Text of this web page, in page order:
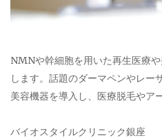
NMNや幹細胞を用いた再生医療
します。話題のダーマペンやレー
美容機器を導入し、医療脱毛やア
バイオスタイルクリニック銀座